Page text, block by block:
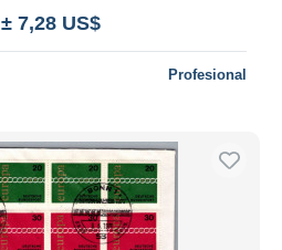
± 7,28 US$
Profesional